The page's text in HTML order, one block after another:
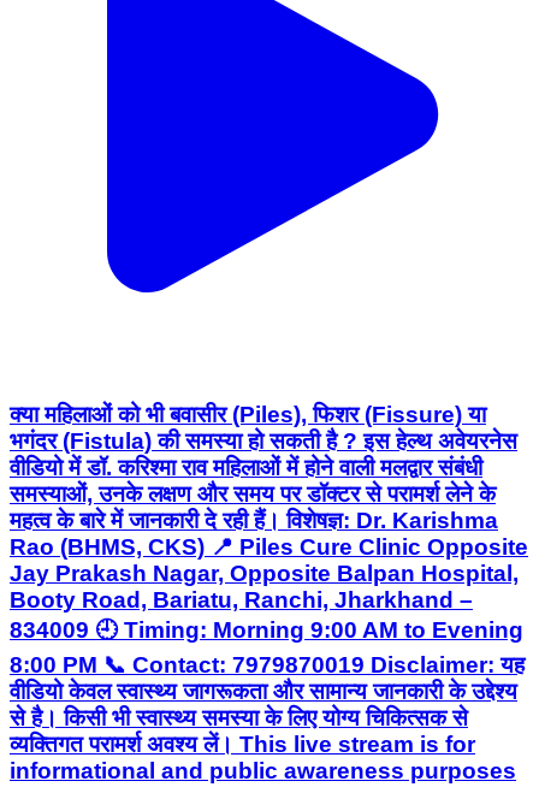
क्या महिलाओं को भी बवासीर (Piles), फिशर (Fissure) या
Rao (BHMS, CKS) 📍 Piles Cure Clinic Opposite
Jay Prakash Nagar, Opposite Balpan Hospital,
Booty Road, Bariatu, Ranchi, Jharkhand –
834009 🕘 Timing: Morning 9:00 AM to Evening
8:00 PM 📞 Contact: 7979870019 Disclaimer: यह
वीडियो केवल स्वास्थ्य जागरूकता और सामान्य जानकारी के उद्देश्य
से है। किसी भी स्वास्थ्य समस्या के लिए योग्य चिकित्सक से
व्यक्तिगत परामर्श अवश्य लें। This live stream is for
informational and public awareness purposes
only. #LadiesHealth #WomenHealth #Piles
#Bawasir #Fissure
Kanke, Ranchi | Aug 5, 2026